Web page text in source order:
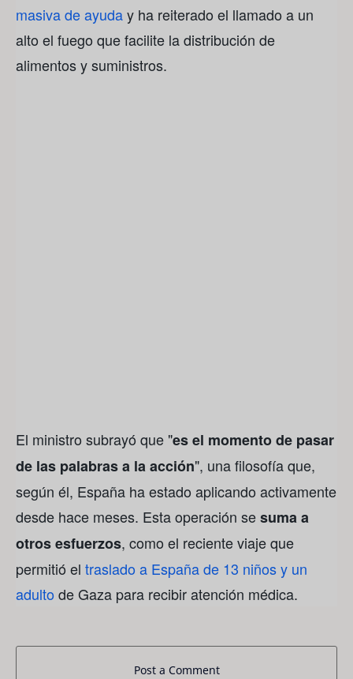
masiva de ayuday ha reiterado el llamado a un
alto el fuego que facilite la distribución de
alimentos y suministros.
El ministro subrayó que "es el momento de pasar
de las palabras a la acción", una filosofía que,
según él, España ha estado aplicando activamente
desde hace meses. Esta operación sesuma a
otros esfuerzos, como el reciente viaje que
permitió el traslado a España de 13 niños y un
adulto de Gaza para recibir atención médica.
Post a Comment